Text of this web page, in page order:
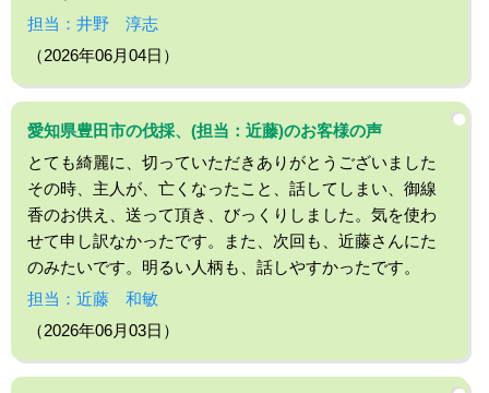
担当：井野 淳志
（2026年06月04日）
愛知県豊田市の伐採、(担当：近藤)のお客様の声
とても綺麗に、切っていただきありがとうございました
その時、主人が、亡くなったこと、話してしまい、御線
香のお供え、送って頂き、びっくりしました。気を使わ
せて申し訳なかったです。また、次回も、近藤さんにた
のみたいです。明るい人柄も、話しやすかったです。
担当：近藤 和敏
（2026年06月03日）